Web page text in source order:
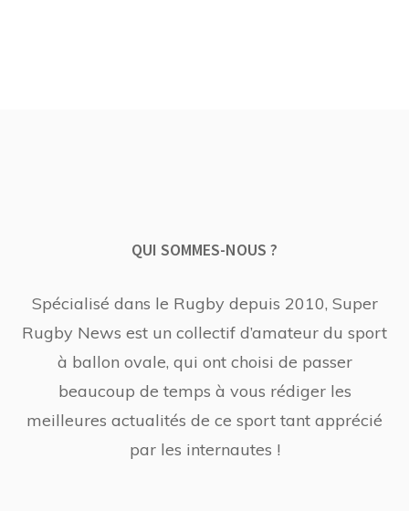
QUI SOMMES-NOUS ?
Spécialisé dans le Rugby depuis 2010, Super
Rugby News est un collectif d’amateur du sport
à ballon ovale, qui ont choisi de passer
beaucoup de temps à vous rédiger les
meilleures actualités de ce sport tant apprécié
par les internautes !